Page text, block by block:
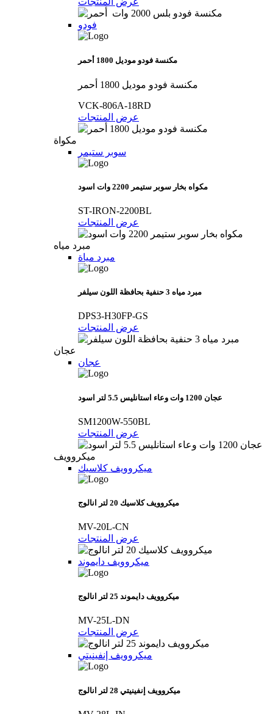
فودو
مكنسة فودو موديل 1800 أحمر
مكنسة فودو موديل 1800 أحمر
VCK-806A-18RD
عرض المنتجات
مكواة
سوبر ستيمر
مكواه بخار سوبر ستيمر 2200 وات اسود
ST-IRON-2200BL
عرض المنتجات
مبرد مياه
مبرد مياة
مبرد مياه 3 حنفية بحافظة اللون سيلفر
DPS3-H30FP-GS
عرض المنتجات
عجان
عجان
عجان 1200 وات وعاء استانليس 5.5 لتر اسود
SM1200W-550BL
عرض المنتجات
ميكروويف
ميكروويف كلاسيك
ميكروويف كلاسيك 20 لتر انالوج
MV-20L-CN
عرض المنتجات
ميكروويف دايموند
ميكروويف دايموند 25 لتر انالوج
MV-25L-DN
عرض المنتجات
ميكروويف إنفينيتي
ميكروويف إنفينيتي 28 لتر انالوج